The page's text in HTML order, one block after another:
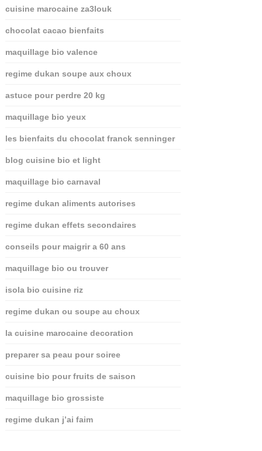
cuisine marocaine za3louk
chocolat cacao bienfaits
maquillage bio valence
regime dukan soupe aux choux
astuce pour perdre 20 kg
maquillage bio yeux
les bienfaits du chocolat franck senninger
blog cuisine bio et light
maquillage bio carnaval
regime dukan aliments autorises
regime dukan effets secondaires
conseils pour maigrir a 60 ans
maquillage bio ou trouver
isola bio cuisine riz
regime dukan ou soupe au choux
la cuisine marocaine decoration
preparer sa peau pour soiree
cuisine bio pour fruits de saison
maquillage bio grossiste
regime dukan j’ai faim